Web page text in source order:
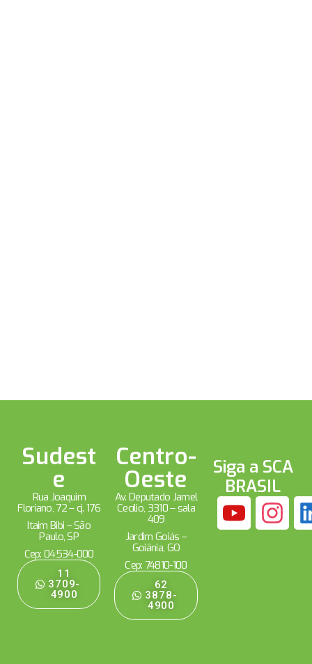
Sudest
e
Rua Joaquim
Floriano, 72 – cj. 176
Itaim Bibi – São
Paulo, SP
Cep: 04534-000
11
3709-
4900
Centro-
Oeste
Av. Deputado Jamel
Cecílio, 3310 – sala
409
Jardim Goiás –
Goiânia, GO
Cep: 74810-100
62
3878-
4900
Siga a SCA
BRASIL